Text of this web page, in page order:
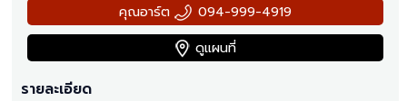
คุณอาร์ต
094-999-4919
ดูแผนที่
รายละเอียด